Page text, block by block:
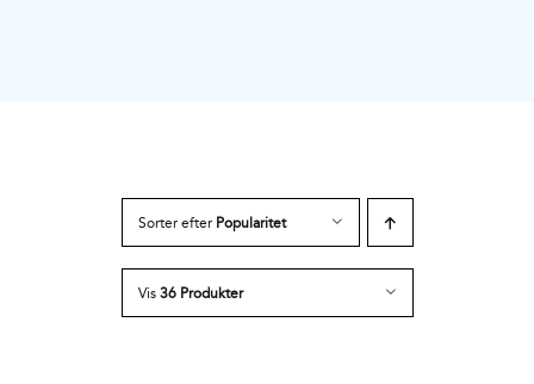
Sorter efter Popularitet
Vis36 Produkter